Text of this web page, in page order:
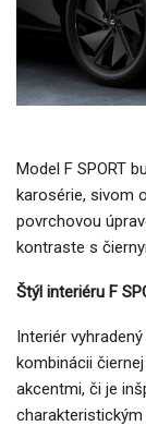
Model F SPORT
karosérie, sivom
povrchovou
kontraste s
Štýl interiéru F
Interiér
kombinácii
akcentmi, či je
charakteristickým